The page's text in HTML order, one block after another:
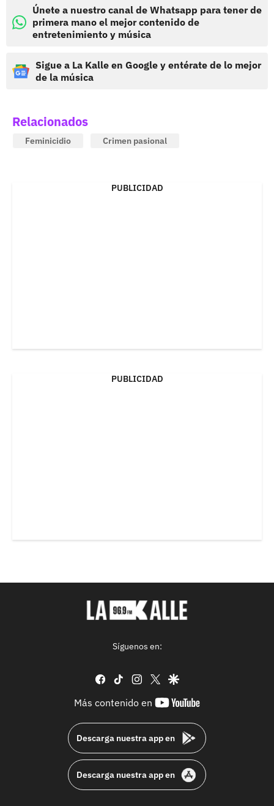
Únete a nuestro canal de Whatsapp para tener de
primera mano el mejor contenido de
entretenimiento y música
Sigue a La Kalle en Google y entérate de lo mejor
de la música
Relacionados
Feminicidio Crimen pasional
PUBLICIDAD
PUBLICIDAD
Síguenos en:
facebook
tiktok instagram
twittergoogle
Más contenido en
youtube-
Descarga nuestra app en
Descarga nuestra app en